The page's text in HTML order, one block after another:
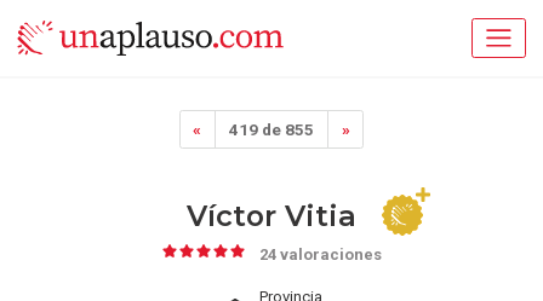
« 419 de 855 »
Víctor Vitia
24 valoraciones
Provincia